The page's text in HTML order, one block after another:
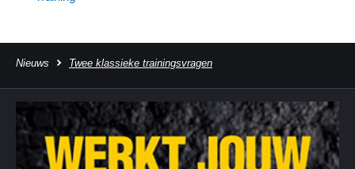
Nieuws Twee klassieke trainingsvragen